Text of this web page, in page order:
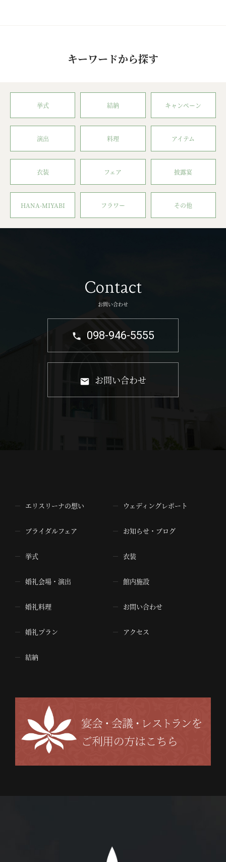
キーワードから探す
挙式 結納 キャンペーン
演出 料理 アイテム
衣装 フェア 披露宴
HANA-MIYABI フラワー その他
Contact
お問い合わせ
098-946-5555
お問い合わせ
エリスリーナの想い
ブライダルフェア
挙式
婚礼会場・演出
婚礼料理
婚礼プラン
結納
ウェディングレポート
お知らせ・ブログ
衣装
館内施設
お問い合わせ
アクセス